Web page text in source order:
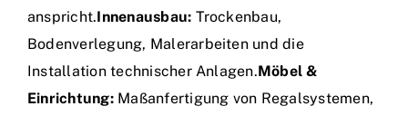
anspricht.Innenausbau: Trockenbau,
Bodenverlegung, Malerarbeiten und die
Installation technischer Anlagen.Möbel &
Einrichtung:Maßanfertigung von Regalsystemen,